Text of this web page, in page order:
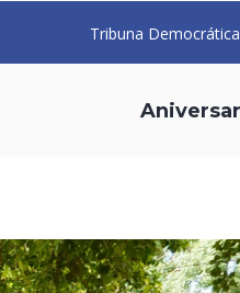
Tribuna Democrática